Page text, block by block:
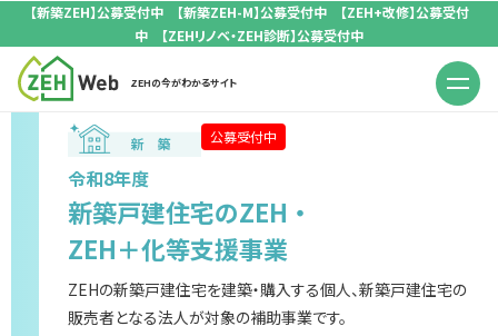
【新築ZEH】公募受付中 【新築ZEH-M】公募受付中 【ZEH+改修】公募受付
中 【ZEHリノベ・ZEH診断】公募受付中
ZEHの今がわかるサイト
公募受付中
令和8年度
新築戸建住宅のZEH・
ZEH＋化等支援事業
ZEHの新築戸建住宅を建築・購入する個人、新築戸建住宅の
販売者となる法人が対象の補助事業です。